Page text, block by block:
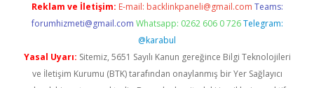
Reklam ve İletişim: E-mail: backlinkpaneli@gmail.com Teams:
forumhizmeti@gmail.com Whatsapp: 0262 606 0 726 Telegram:
@karabul
Yasal Uyarı: Sitemiz, 5651 Sayılı Kanun gereğince Bilgi Teknolojileri
ve İletişim Kurumu (BTK) tarafından onaylanmış bir Yer Sağlayıcı